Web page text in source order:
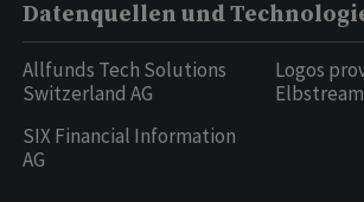
Datenquellen und
Allfunds Tech Solutions
Switzerland AG
SIX Financial Information
AG
Logos
Elbstream